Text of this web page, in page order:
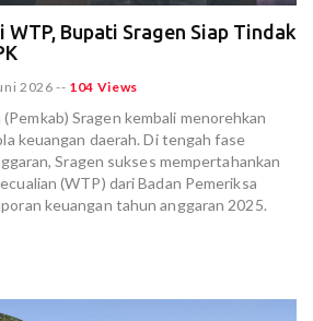
WTP, Bupati Sragen Siap Tindak
2026-- 104 Views
Sragen kembali menorehkan
keuangan daerah. Di tengah fase
Sragen sukses mempertahankan
(WTP) dari Badan Pemeriksa
keuangan tahun anggaran 2025.